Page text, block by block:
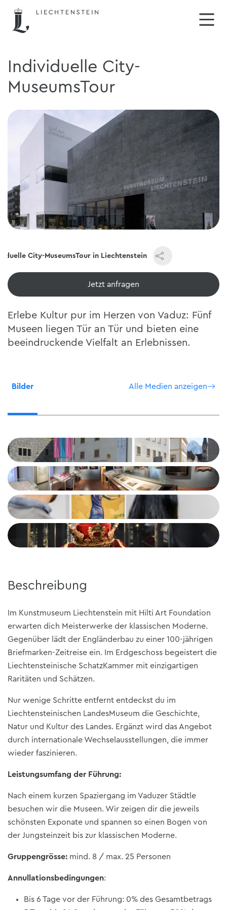
Individuelle City-
MuseumsTour
City-MuseumsTour in Liechtenstein
Jetzt ansehen
Erlebe Kultur pur im Herzen von Vaduz: Fünf
Museen liegen Tür an Tür und bieten eine
beeindruckende Vielfalt an Erlebnissen.
Bilder Alle Medien anzeigen
Beschreibung
Im Kunstmuseum Liechtenstein mit Hilti Art Foundation
erwarten dich Meisterwerke der klassischen Moderne.
Gegenüber lädt der Engländerbau zu einer 100-jährigen
Briefmarken-Zeitreise ein. Im Erdgeschoss begeistert die
Liechtensteinische SchatzKammer mit einzigartigen
Raritäten und Schätzen.
Nur wenige Schritte entfernt entdeckst du im
Liechtensteinischen LandesMuseum die Geschichte,
Natur und Kultur des Landes. Ergänzt wird das Angebot
durch internationale Wechselausstellungen, die immer
wieder faszinieren.
Leistungsumfang der Führung:
Nach einem kurzen Spaziergang im Vaduzer Städtle
besuchen wir die Museen. Wir zeigen dir die jeweils
schönsten Exponate und spannen so einen Bogen von
der Jungsteinzeit bis zur klassischen Moderne.
Gruppengrösse: mind. 8 / max. 25 Personen
Annullationsbedingungen:
Bis 6 Tage vor der Führung: 0% des Gesamtbetrags